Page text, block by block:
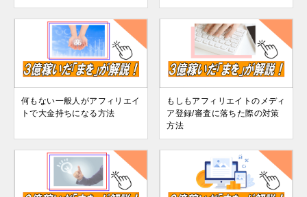
何もない一般人がアフィリエイ
トで大金持ちになる方法
もしもアフィリエイトのメディ
ア登録/審査に落ちた際の対策
方法